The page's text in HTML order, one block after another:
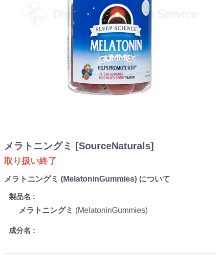
メラトニングミ [SourceNaturals]
取り扱い終了
メラトニングミ (MelatoninGummies) について
製品名
メラトニングミ (MelatoninGummies)
成分名